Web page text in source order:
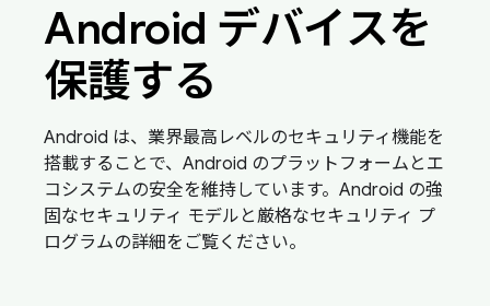
Android デバイスを
保護する
Android は、業界最高レベルのセキュリティ機能を
搭載することで、Android のプラットフォームとエ
コシステムの安全を維持しています。Android の強
固なセキュリティ モデルと厳格なセキュリティ プ
ログラムの詳細をご覧ください。